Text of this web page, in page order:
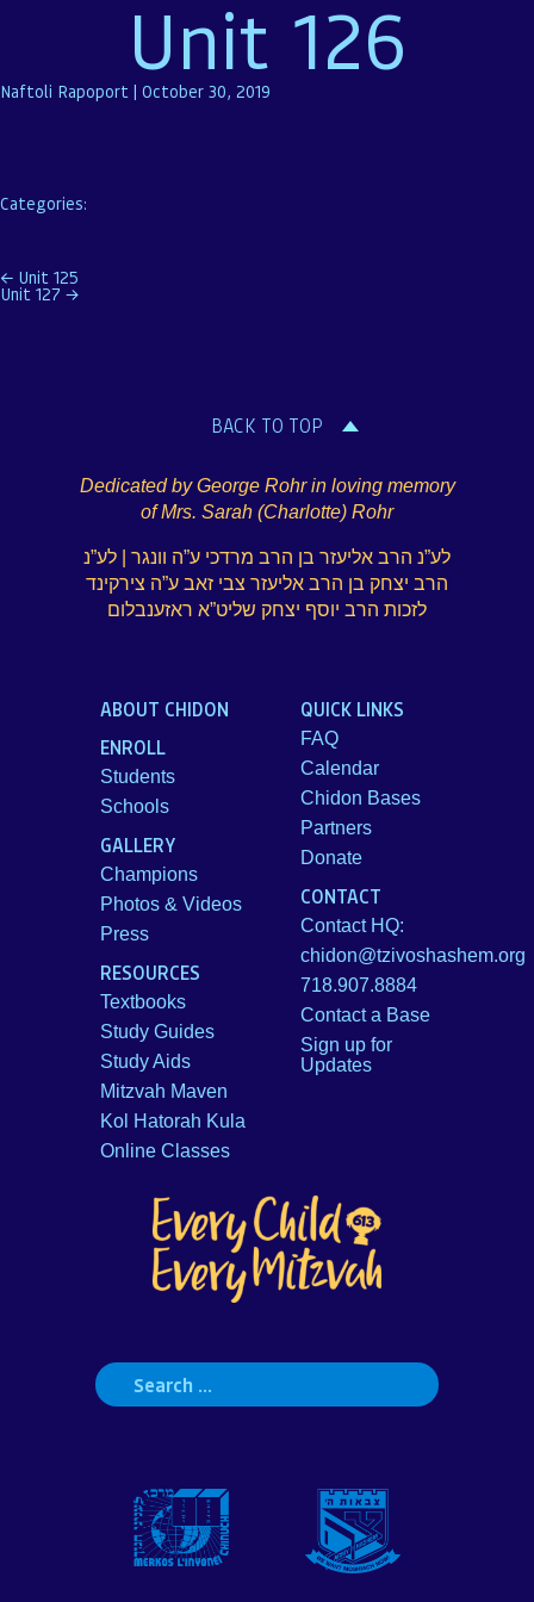
Unit 126
Naftoli Rapoport | October 30, 2019
Categories:
Post
← Unit 125
Unit 127 →
BACK TO TOP
Dedicated by George Rohr in loving memory
of Mrs. Sarah (Charlotte) Rohr
לע”נ הרב אליעזר בן הרב מרדכי ע”ה וונגר | לע”נ
הרב יצחק בן הרב אליעזר צבי זאב ע”ה צירקינד
לזכות הרב יוסף יצחק שליט”א ראזענבלום
Search
for:
ABOUT CHIDON
ENROLL
Students
Schools
GALLERY
Champions
Photos & Videos
Press
RESOURCES
Textbooks
Study Guides
Study Aids
Mitzvah Maven
Kol Hatorah Kula
Online Classes
QUICK LINKS
FAQ
Calendar
Chidon Bases
Partners
Donate
CONTACT
Contact HQ:
chidon@tzivoshashem.org
718.907.8884
Contact a Base
Sign up for
Updates